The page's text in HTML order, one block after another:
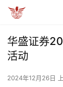
华盛证券
活动
2024年12月26日